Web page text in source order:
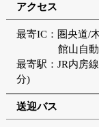
アクセス
最寄IC：圏央道/
館山自
最寄駅：JR内房
分)
送迎バス